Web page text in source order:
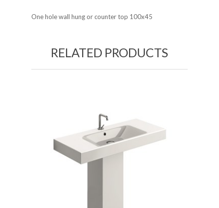
One hole wall hung or counter top 100x45
RELATED PRODUCTS